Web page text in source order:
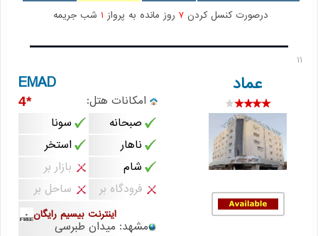
درصورت کنسل کردن 7 روز مانده به پرواز شب جریمه
11
عماد EMAD
امکانات هتل: *4
صبحانه
سونا
ناهار
استخر
شام
بازار بر
فرودگاه بر
ساحل بر
اینترنت بیسیم رایگان
مشهد: میدان طبرسی